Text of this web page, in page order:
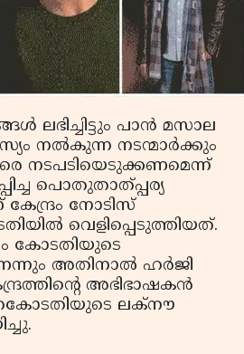
ലഭിച്ചിട്ടും പാന്‍ മസാല
നല്‍കുന്ന നടന്മാര്‍ക്കും
നടപടിയെടുക്കണമെന്ന്
പൊതുതാത്പ്പര്യ
നോടിസ്
വെളിപ്പെടുത്തിയത്.
കോടതിയുടെ
അതിനാല്‍ ഹര്‍ജി
അഭിഭാഷകന്‍
ലക്നൗ